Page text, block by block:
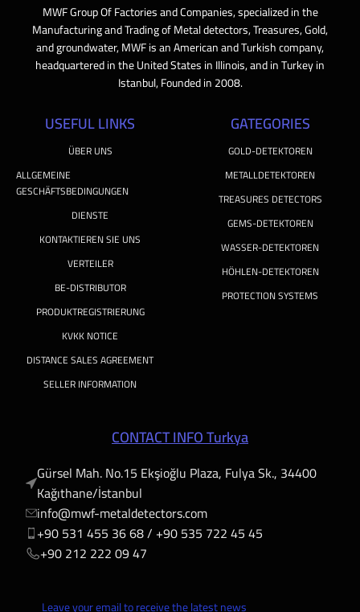
MWF Group Of Factories and Companies, specialized in the
Manufacturing and Trading of Metal detectors, Treasures, Gold,
and groundwater, MWF is an American and Turkish company,
headquartered in the United States in Illinois, and in Turkey in
Istanbul, Founded in 2008.
USEFUL LINKS
ÜBER UNS
ALLGEMEINE
GESCHÄFTSBEDINGUNGEN
DIENSTE
KONTAKTIEREN SIE UNS
VERTEILER
BE-DISTRIBUTOR
PRODUKTREGISTRIERUNG
KVKK NOTICE
DISTANCE SALES AGREEMENT
SELLER INFORMATION
GATEGORIES
GOLD-DETEKTOREN
METALLDETEKTOREN
TREASURES DETECTORS
GEMS-DETEKTOREN
WASSER-DETEKTOREN
HÖHLEN-DETEKTOREN
PROTECTION SYSTEMS
CONTACT INFO Turkya
Gürsel Mah. No.15 Ekşioğlu Plaza, Fulya Sk., 34400
Kağıthane/İstanbul
info@mwf-metaldetectors.com
+90 531 455 36 68 / ‎‪+90 535 722 45 45
‎‪+90 212 222 09 47
Leave your email to receive the latest news